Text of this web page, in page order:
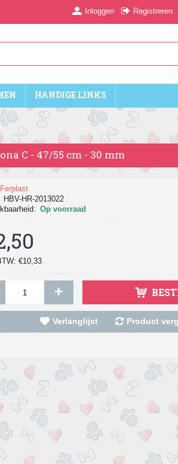
Inloggen Registreren
HANDIGE LINKS
C - 47/55 cm - 30 mm
Ferplast
HBV-HR-2013022
Op voorraad
€10,33
+
Verlanglijst Product